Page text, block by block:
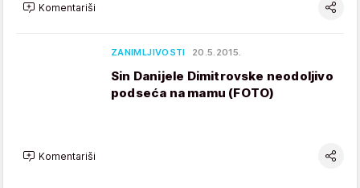
Komentariši
ZANIMLJIVOSTI 20.5.2015.
Sin Danijele Dimitrovske neodoljivo
podseća na mamu (FOTO)
Komentariši